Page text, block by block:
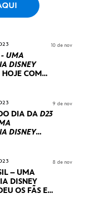
- UMA
DISNEY
HOJE COM
E
BRASILEIRAS
10 de nov
DIA DA D23
DISNEY
9 de nov
– UMA
DISNEY
OS FÃS EM
8 de nov